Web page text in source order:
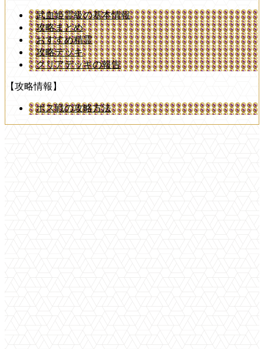
武血姫霊級の基本情報
攻略まとめ
おすすめ精霊
攻略デッキ
クリアデッキの報告
【攻略情報】
ボス戦の攻略方法